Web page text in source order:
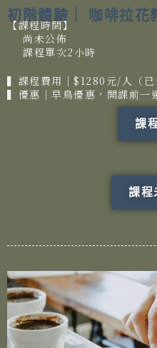
初階體驗｜ 咖啡拉花
【課程時間】
尚未公佈
課程單次2小時
▍課程費用│$1280元/人（已
▍優惠│早鳥優惠，開課前一
課
課程